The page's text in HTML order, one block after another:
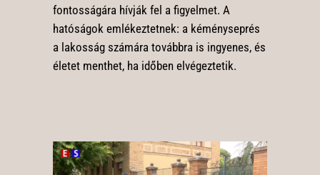
fontosságára hívják fel a figyelmet. A
hatóságok emlékeztetnek: a kéményseprés
a lakosság számára továbbra is ingyenes, és
életet menthet, ha időben elvégeztetik.